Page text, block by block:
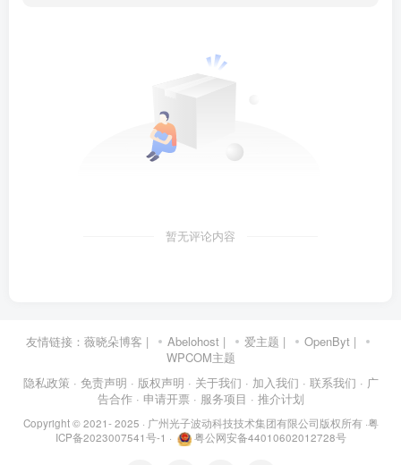
暂无评论内容
友情链接： 薇晓朵博客 | Abelohost | 爱主题 | OpenByt |
WPCOM主题
隐私政策 · 免责声明 · 版权声明 · 关于我们 · 加入我们 · 联系我们 · 广
告合作 · 申请开票 · 服务项目 · 推介计划
Copyright © 2021- 2025 · 广州光子波动科技技术集团有限公司版权所有·粤
ICP备2023007541号-1 · 粤公网安备44010602012728号